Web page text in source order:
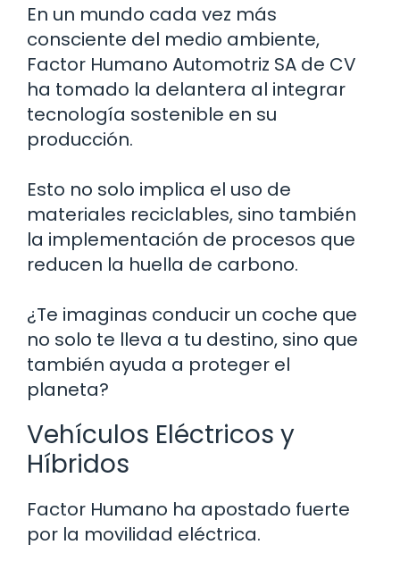
En un mundo cada vez más
consciente del medio ambiente,
Factor Humano Automotriz SA de CV
ha tomado la delantera al integrar
tecnología sostenible en su
producción.
Esto no solo implica el uso de
materiales reciclables, sino también
la implementación de procesos que
reducen la huella de carbono.
¿Te imaginas conducir un coche que
no solo te lleva a tu destino, sino que
también ayuda a proteger el
planeta?
Vehículos Eléctricos y
Híbridos
Factor Humano ha apostado fuerte
por la movilidad eléctrica.